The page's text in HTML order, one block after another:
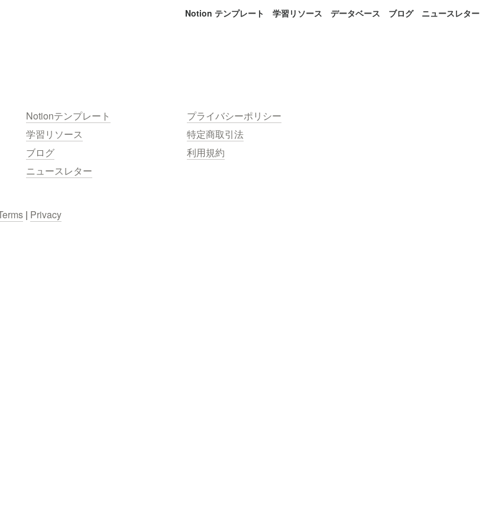
Notion テンプレート 学習リソース データベース ブログ ニュースレター
Notionテンプレート
学習リソース
ブログ
ニュースレター
プライバシーポリシー
特定商取引法
利用規約
| Privacy